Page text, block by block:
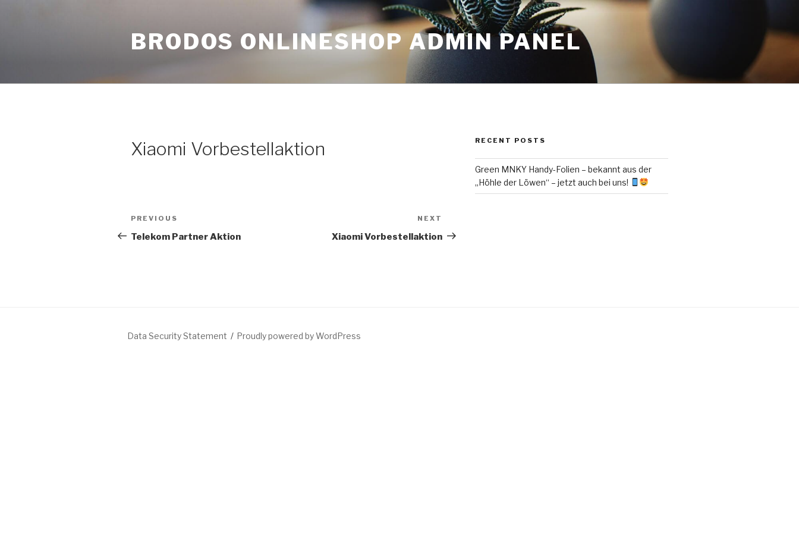
BRODOS ONLINESHOP ADMIN PANEL
Xiaomi Vorbestellaktion
Post
navigation
Previous
Post
PREVIOUS
Telekom Partner Aktion
Post
NEXT
Xiaomi Vorbestellaktion
RECENT POSTS
Green MNKY Handy-Folien – bekannt aus der
„Höhle der Löwen“ – jetzt auch bei uns!
Data Security Statement Proudly powered by WordPress